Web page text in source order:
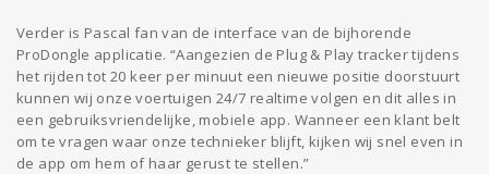
Verder is Pascal fan van de interface van de bijhorende
ProDongle applicatie. “Aangezien de Plug & Play tracker tijdens
het rijden tot 20 keer per minuut een nieuwe positie doorstuurt
kunnen wij onze voertuigen 24/7 realtime volgen en dit alles in
een gebruiksvriendelijke, mobiele app. Wanneer een klant belt
om te vragen waar onze technieker blijft, kijken wij snel even in
de app om hem of haar gerust te stellen.”